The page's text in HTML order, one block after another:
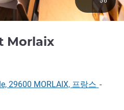
Morlaix
29600 MORLAIX, 프랑스 -